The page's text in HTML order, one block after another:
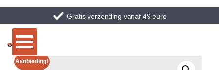
Gratis verzending vanaf 49 euro
Aanbieding!